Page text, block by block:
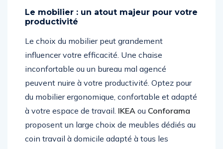
Le mobilier : un atout majeur pour votre
productivité
Le choix du mobilier peut grandement
influencer votre efficacité. Une chaise
inconfortable ou un bureau mal agencé
peuvent nuire à votre productivité. Optez pour
du mobilier ergonomique, confortable et adapté
à votre espace de travail. IKEA ou Conforama
proposent un large choix de meubles dédiés au
coin travail à domicile adapté à tous les